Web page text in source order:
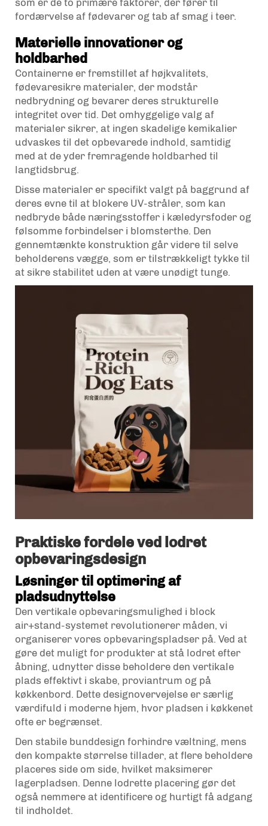
som er de to primære faktorer, der fører til
fordærvelse af fødevarer og tab af smag i teer.
Materielle innovationer og
holdbarhed
Containerne er fremstillet af højkvalitets,
fødevaresikre materialer, der modstår
nedbrydning og bevarer deres strukturelle
integritet over tid. Det omhyggelige valg af
materialer sikrer, at ingen skadelige kemikalier
udvaskes til det opbevarede indhold, samtidig
med at de yder fremragende holdbarhed til
langtidsbrug.
Disse materialer er specifikt valgt på baggrund af
deres evne til at blokere UV-stråler, som kan
nedbryde både næringsstoffer i kæledyrsfoder og
følsomme forbindelser i blomsterthe. Den
gennemtænkte konstruktion går videre til selve
beholderens vægge, som er tilstrækkeligt tykke til
at sikre stabilitet uden at være unødigt tunge.
Praktiske fordele ved lodret
opbevaringsdesign
Løsninger til optimering af
pladsudnyttelse
Den vertikale opbevaringsmulighed i block
air+stand-systemet revolutionerer måden, vi
organiserer vores opbevaringspladser på. Ved at
gøre det muligt for produkter at stå lodret efter
åbning, udnytter disse beholdere den vertikale
plads effektivt i skabe, proviantrum og på
køkkenbord. Dette designovervejelse er særlig
værdifuld i moderne hjem, hvor pladsen i køkkenet
ofte er begrænset.
Den stabile bunddesign forhindre væltning, mens
den kompakte størrelse tillader, at flere beholdere
placeres side om side, hvilket maksimerer
lagerpladsen. Denne lodrette placering gør det
også nemmere at identificere og hurtigt få adgang
til indholdet.